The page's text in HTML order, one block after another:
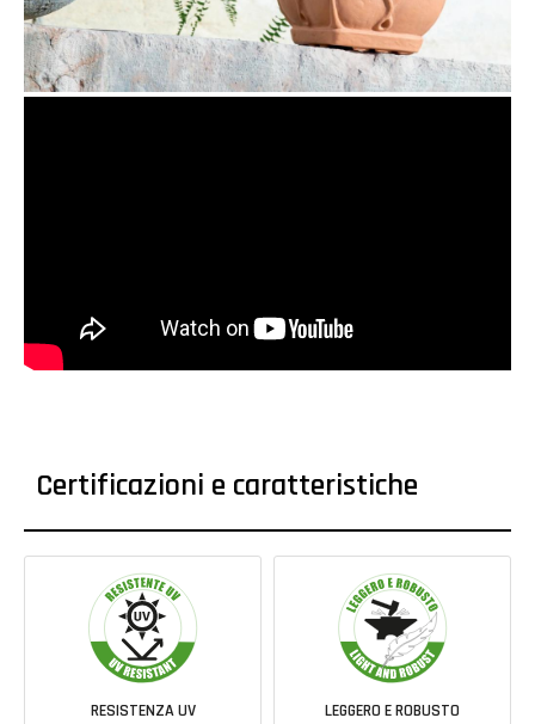
Certificazioni e caratteristiche
RESISTENZA UV LEGGERO E ROBUSTO